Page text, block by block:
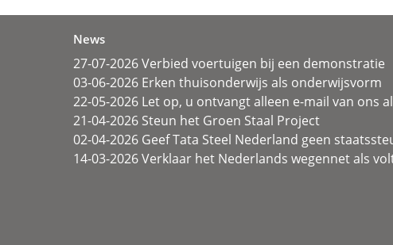
News
27-07-2026 Verbied voertuigen bij een demonstratie
03-06-2026 Erken thuisonderwijs als onderwijsvorm
22-05-2026 Let op, u ontvangt alleen e-mail van ons
21-04-2026 Steun het Groen Staal Project
02-04-2026 Geef Tata Steel Nederland geen
14-03-2026 Verklaar het Nederlands wegennet als